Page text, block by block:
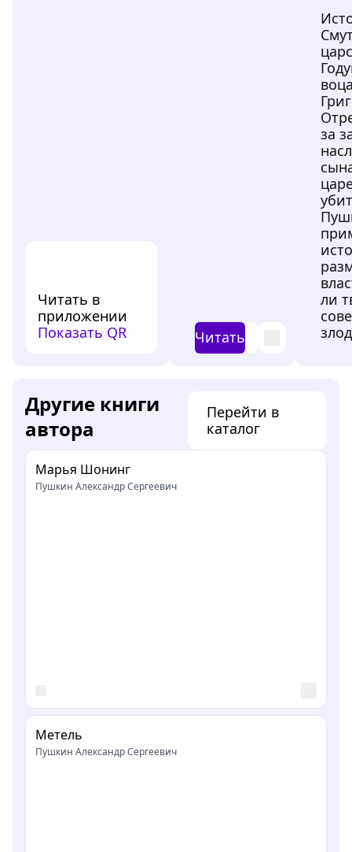
Читать в
приложении
Показать QR
Читать
за
ли
Другие книги
автора
Перейти в
каталог
Марья Шонинг
Пушкин Александр Сергеевич
Метель
Пушкин Александр Сергеевич